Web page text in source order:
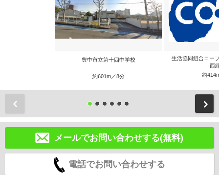
豊中市立第十四中学校
約601m／8分
生活協同組合コー
西
約
メールでお問い合わせする(無料)
電話でお問い合わせする